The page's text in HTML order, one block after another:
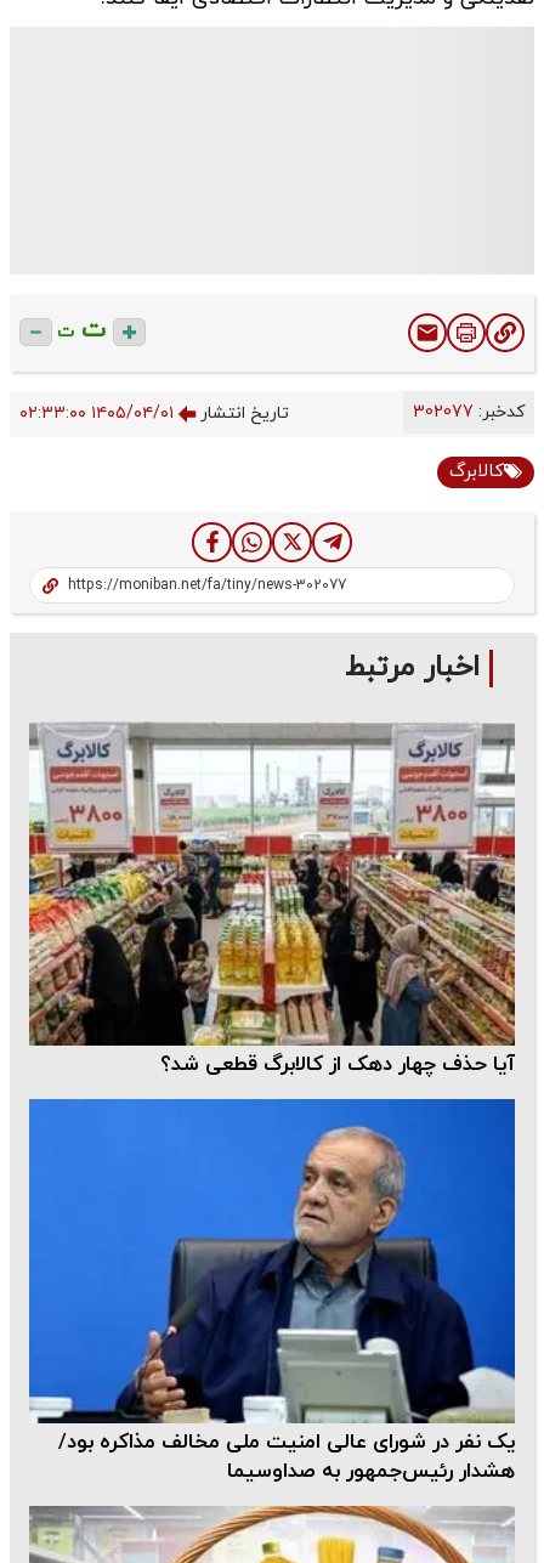
ت ت
کدخبر: تاریخ انتشار ۱۴۰۵/۰۴/۰۱ ۰۲:۳۳:۰۰
کالابرگ
اخبار مرتبط
آیا حذف چهار دهک از کالابرگ قطعی شد؟
یک نفر در شورای عالی امنیت ملی مخالف مذاکره بود/
هشدار رئیس‌جمهور به صداوسیما